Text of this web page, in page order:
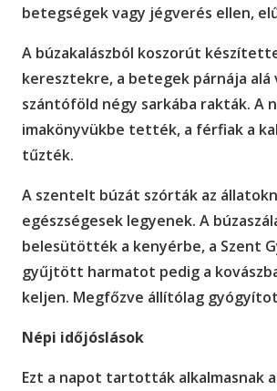
betegségek vagy jégverés ellen,
A búzakalászból koszorút
keresztekre, a betegek párnája alá
szántóföld négy sarkába rakták. A
imakönyvükbe tették, a férfiak a
tűzték.
A szentelt búzát szórták az
egészségesek legyenek. A
belesütötték a kenyérbe, a Szent
gyűjtött harmatot pedig a
keljen. Megfőzve állítólag
Népi időjóslások
Ezt a napot tartották alkalmasnak